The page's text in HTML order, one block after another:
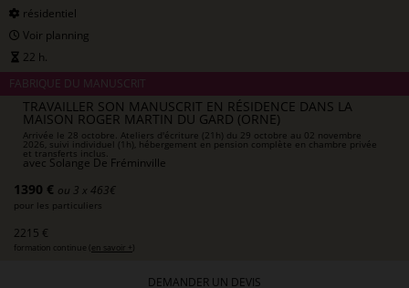
résidentiel
Voir planning
22 h.
FABRIQUE DU MANUSCRIT
TRAVAILLER SON MANUSCRIT EN RÉSIDENCE DANS LA
MAISON ROGER MARTIN DU GARD (ORNE)
Arrivée le 28 octobre. Ateliers d'écriture (21h) du 29 octobre au 02 novembre
2026, suivi individuel (1h), hébergement en pension complète en chambre privée
et transferts inclus.
avec Solange De Fréminville
1390 € ou 3 x 463€
pour les particuliers
2215 €
formation continue ( en savoir + )
DEMANDER UN DEVIS